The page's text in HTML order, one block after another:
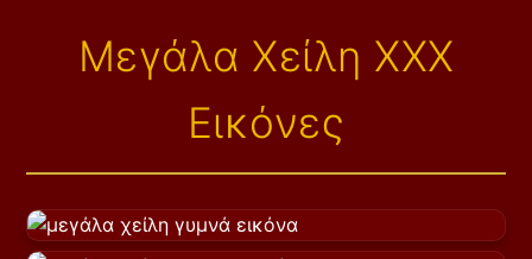
Μεγάλα Χείλη XXX
Εικόνες